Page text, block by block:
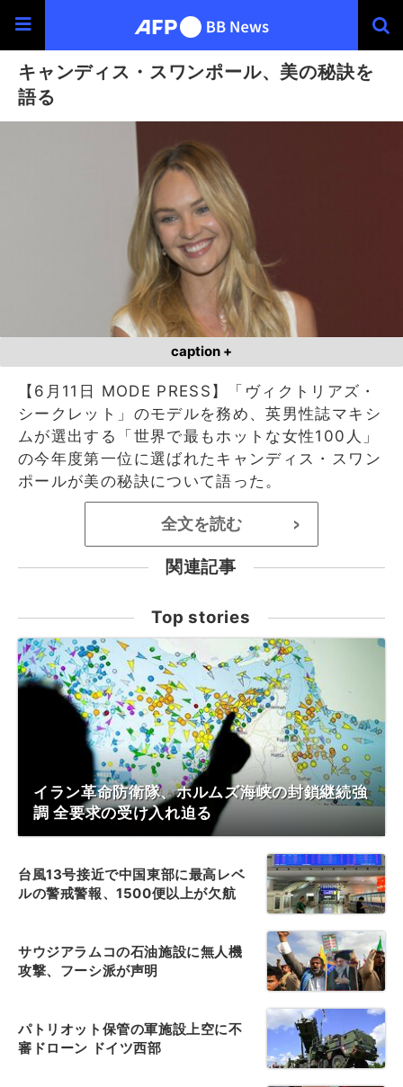
キャンディス・スワンポール、美の秘訣を
語る
caption +
【6月11日 MODE PRESS】「ヴィクトリアズ・
シークレット」のモデルを務め、英男性誌マキシ
ムが選出する「世界で最もホットな女性100人」
の今年度第一位に選ばれたキャンディス・スワン
ポールが美の秘訣について語った。
全文を読む >
関連記事
Top stories
イラン革命防衛隊、ホルムズ海峡の封鎖継続強
調 全要求の受け入れ迫る
台風13号接近で中国東部に最高レベ
ルの警戒警報、1500便以上が欠航
サウジアラムコの石油施設に無人機
攻撃、フーシ派が声明
パトリオット保管の軍施設上空に不
審ドローン ドイツ西部